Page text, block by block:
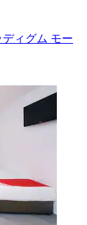
ィグム モー